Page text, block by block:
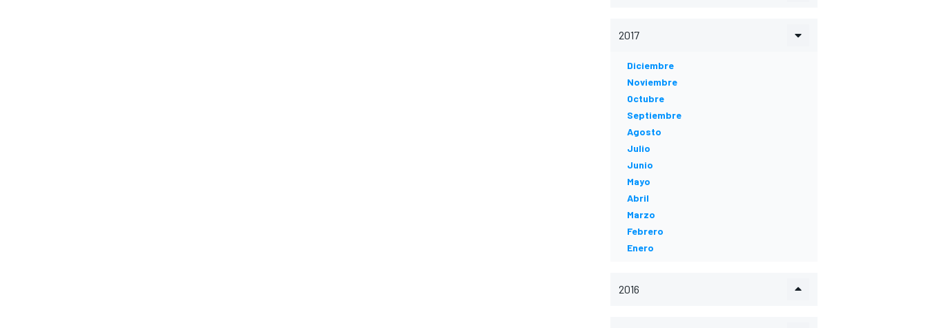
2017
Diciembre
Noviembre
Octubre
Septiembre
Agosto
Julio
Junio
Mayo
Abril
Marzo
Febrero
Enero
2016